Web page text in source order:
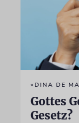
»DINA DE
Gottes
Gesetz?